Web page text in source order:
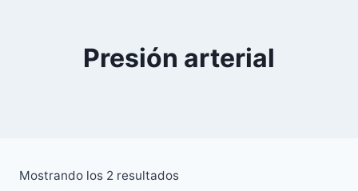
Presión arterial
Mostrando los 2 resultadosOrdenado